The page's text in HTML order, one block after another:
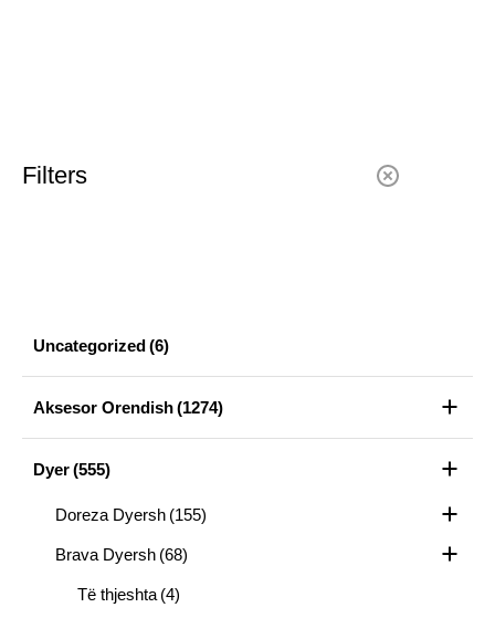
Filters
Uncategorized(6)
Aksesor Orendish(1274)
Dyer(555)
Doreza Dyersh (155)
Brava Dyersh (68)
Të thjeshta (4)